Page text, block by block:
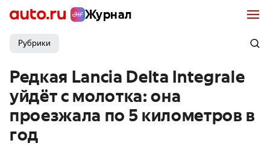
Журнал
Рубрики
Редкая Lancia Delta Integrale
уйдёт с молотка: она
проезжала по 5 километров в
год